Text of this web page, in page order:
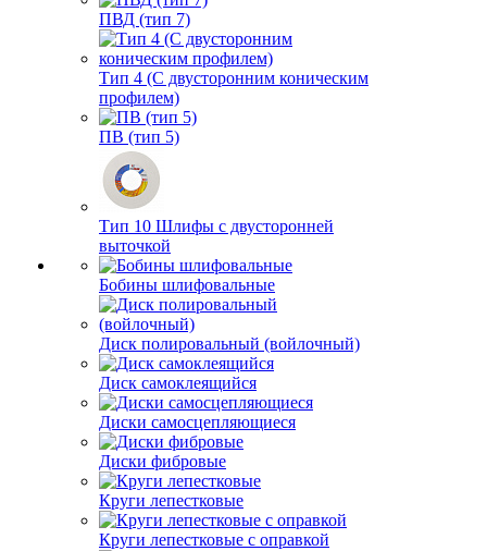
ПВД (тип 7)
Тип 4 (С двусторонним коническим
профилем)
ПВ (тип 5)
Тип 10 Шлифы с двусторонней
выточкой
Бобины шлифовальные
Диск полировальный (войлочный)
Диск самоклеящийся
Диски самосцепляющиеся
Диски фибровые
Круги лепестковые
Круги лепестковые с оправкой